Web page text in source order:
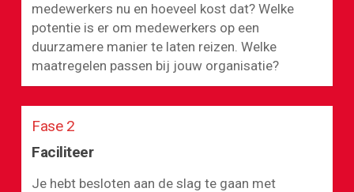
medewerkers nu en hoeveel kost dat? Welke
potentie is er om medewerkers op een
duurzamere manier te laten reizen. Welke
maatregelen passen bij jouw organisatie?
Fase 2
Faciliteer
Je hebt besloten aan de slag te gaan met